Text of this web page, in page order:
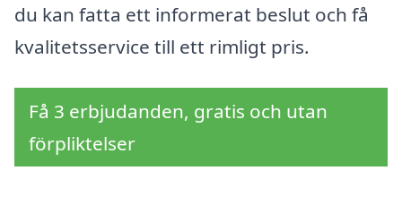
du kan fatta ett informerat beslut och få
kvalitetsservice till ett rimligt pris.
Få 3 erbjudanden, gratis och utan
förpliktelser